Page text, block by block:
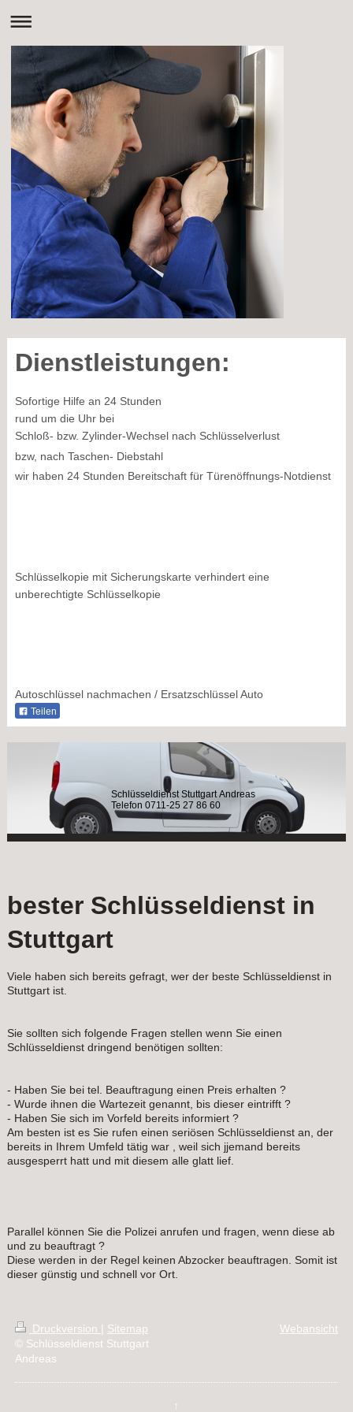
Dienstleistungen:
Sofortige Hilfe an 24 Stunden
rund um die Uhr bei
Schloß- bzw. Zylinder-Wechsel nach Schlüsselverlust
bzw, nach Taschen- Diebstahl
wir haben 24 Stunden Bereitschaft für Türenöffnungs-Notdienst
Schlüsselkopie mit Sicherungskarte verhindert eine
unberechtigte Schlüsselkopie
Autoschlüssel nachmachen / Ersatzschlüssel Auto
Teilen
Schlüsseldienst Stuttgart Andreas
Telefon 0711-25 27 86 60
bester Schlüsseldienst in
Stuttgart
Viele haben sich bereits gefragt, wer der beste Schlüsseldienst in
Stuttgart ist.
Sie sollten sich folgende Fragen stellen wenn Sie einen
Schlüsseldienst dringend benötigen sollten:
- Haben Sie bei tel. Beauftragung einen Preis erhalten ?
- Wurde ihnen die Wartezeit genannt, bis dieser eintrifft ?
- Haben Sie sich im Vorfeld bereits informiert ?
Am besten ist es Sie rufen einen seriösen Schlüsseldienst an, der
bereits in Ihrem Umfeld tätig war , weil sich jjemand bereits
ausgesperrt hatt und mit diesem alle glatt lief.
Parallel können Sie die Polizei anrufen und fragen, wenn diese ab
und zu beauftragt ?
Diese werden in der Regel keinen Abzocker beauftragen. Somit ist
dieser günstig und schnell vor Ort.
Druckversion | Sitemap
© Schlüsseldienst Stuttgart
Andreas
Webansicht
↑